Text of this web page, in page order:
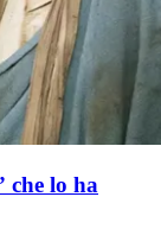
che lo ha